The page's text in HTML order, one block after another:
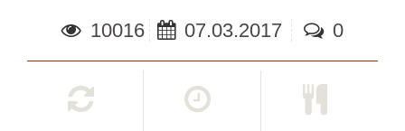
10016 07.03.2017 0